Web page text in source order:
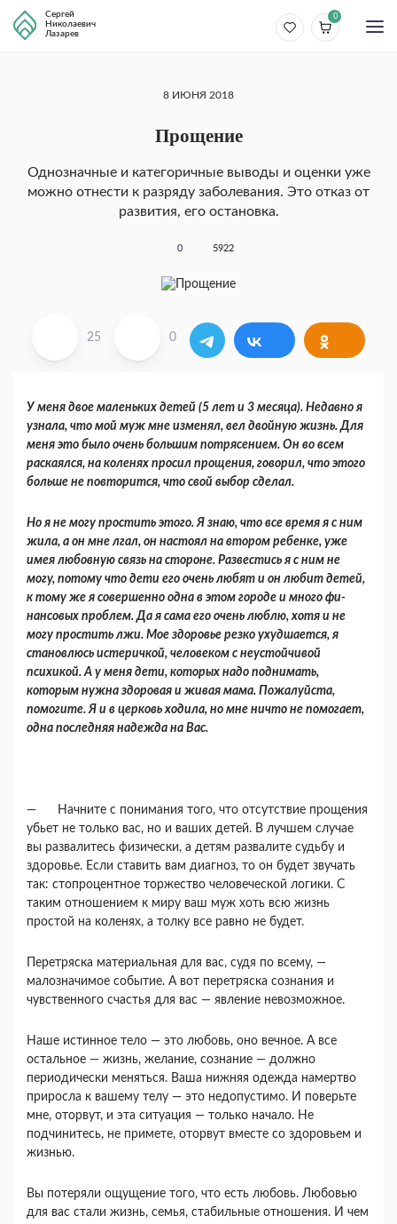
Сергей
Николаевич
Лазарев
0
8 ИЮНЯ 2018
Прощение
Одно­значные и категоричные выводы и оценки уже
можно отнести к разряду заболевания. Это отказ от
развития, его остановка.
0 5922
25 0
У меня двое маленьких детей (5 лет и 3 меся­ца). Недавно я
узнала, что мой муж мне изменял, вел двойную жизнь. Для
меня это было очень большим потрясением. Он во всем
раскаялся, на коленях просил прощения, говорил, что этого
больше не повторится, что свой выбор сделал.
Но я не могу простить этого. Я знаю, что все вре­мя я с ним
жила, а он мне лгал, он настоял на вто­ром ребенке, уже
имея любовную связь на сто­роне. Развестись я с ним не
могу, потому что дети его очень любят и он любит детей,
к тому же я совершенно одна в этом городе и много фи­
нансовых проблем. Да я сама его очень люблю, хотя и не
могу простить лжи. Мое здоровье рез­ко ухудшается, я
становлюсь истеричкой, че­ловеком с неустойчивой
психикой. А у меня дети, которых надо поднимать,
которым нужна здоровая и живая мама. Пожалуйста,
помогите. Я и в церковь ходила, но мне ничто не помогает,
одна последняя надежда на Вас.
— Начните с понимания того, что отсутствие прощения
убьет не только вас, но и ваших детей. В лучшем случае
вы развалитесь физически, а де­тям развалите судьбу и
здоровье. Если ставить вам диагноз, то он будет звучать
так: стопроцент­ное торжество человеческой логики. С
таким отно­шением к миру ваш муж хоть всю жизнь
простой на коленях, а толку все равно не будет.
Перетряска материальная для вас, судя по все­му, —
малозначимое событие. А вот перетряска сознания и
чувственного счастья для вас — явле­ние невозможное.
Наше истинное тело — это любовь, оно вечное. А все
остальное — жизнь, желание, сознание — должно
периодически меняться. Ваша нижняя одежда намертво
приросла к вашему телу — это недопустимо. И поверьте
мне, оторвут, и эта си­туация — только начало. Не
подчинитесь, не при­мете, оторвут вместе со здоровьем и
жизнью.
Вы потеряли ощущение того, что есть любовь. Любовью
для вас стали жизнь, семья, стабильные отношения. И чем